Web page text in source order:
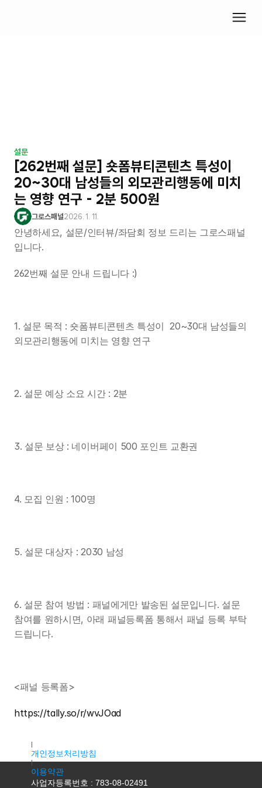
설문
[262번째 설문] 숏폼뷰티콘텐츠 특성이
20~30대 남성들의 외모관리행동에 미치
는 영향 연구 - 2분 500원
그로스패널2026. 1. 11.
안녕하세요, 설문/인터뷰/좌담회 정보 드리는 그로스패널
입니다.
262번째 설문 안내 드립니다 :)
1. 설문 목적 : 숏폼뷰티콘텐츠 특성이  20~30대 남성들의
외모관리행동에 미치는 영향 연구
2. 설문 예상 소요 시간 : 2분
3. 설문 보상 : 네이버페이 500 포인트 교환권
4. 모집 인원 : 100명
5. 설문 대상자 : 2030 남성
6. 설문 참여 방법 : 패널에게만 발송된 설문입니다. 설문
참여를 원하시면, 아래 패널등록폼 통해서 패널 등록 부탁
드립니다.
<패널 등록폼>
https://tally.so/r/wvJOad
개인정보처리방침
이용약관
사업자등록번호 : 783-08-02491